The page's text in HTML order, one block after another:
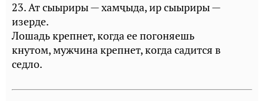
23. Ат сыыриры — хамҷыда, ир сыыриры —
изерде.
Лошадь крепнет, когда ее погоняешь
кнутом, мужчина крепнет, когда садится в
седло.